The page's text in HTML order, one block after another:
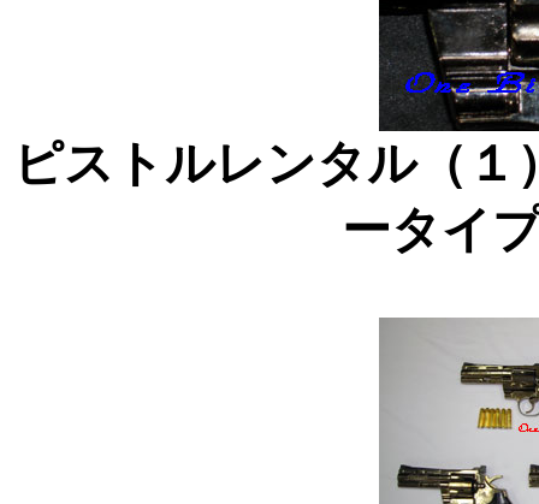
ピストルレンタル（
ータイ